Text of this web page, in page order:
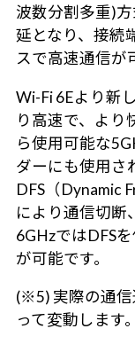
波数分割多重)
延となり、接続
スで高速通信が
Wi-Fi 6Eより新
り高速で、より
ら使用可能な
ダーにも使用さ
DFS（Dynamic
により通信切断
6GHzではDFS
が可能です。
(※5) 実際の通信
って変動します。